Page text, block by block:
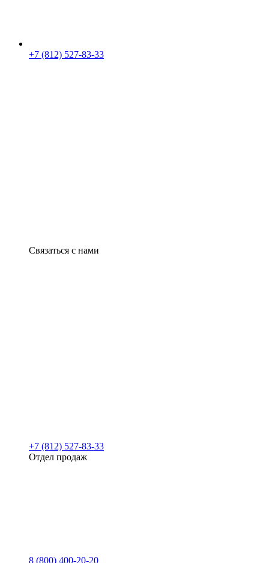
+7 (812) 527-83-33
Связаться с нами
+7 (812) 527-83-33
Отдел продаж
8 (800) 400-20-20